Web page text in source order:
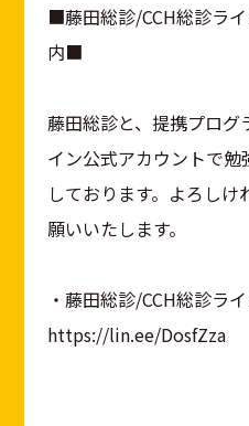
■藤田総診/CCH総診ラ
内■
藤田総診と、提携プログ
イン公式アカウントで
しております。よろし
願いいたします。
・藤田総診/CCH総診ラ
https://lin.ee/DosfZza